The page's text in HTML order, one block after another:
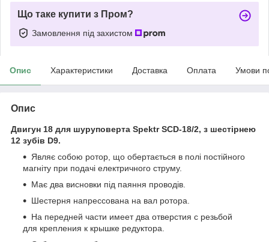
Що таке купити з Пром?
Замовлення під захистом
Опис Характеристики Доставка Оплата Умови
Опис
Двигун 18 для шуруповерта Spektr SCD-18/2, з шестірнею
12 зубів D9.
Являє собою ротор, що обертається в полі постійного
магніту при подачі електричного струму.
Має два висновки під паяння проводів.
Шестерня напрессована на вал ротора.
На передней части имеет два отверстия с резьбой
для крепления к крышке редуктора.